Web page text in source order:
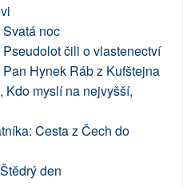
noc
čili o vlastenectví
Hynek Ráb z Kufštejna
Kdo myslí na nejvyšší,
Cesta z Čech do
den